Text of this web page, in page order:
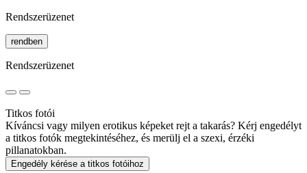
Rendszerüzenet
rendben
Rendszerüzenet
Titkos fotói
Kíváncsi vagy milyen erotikus képeket rejt a takarás? Kérj engedélyt
a titkos fotók megtekintéséhez, és merülj el a szexi, érzéki
pillanatokban.
Engedély kérése a titkos fotóihoz